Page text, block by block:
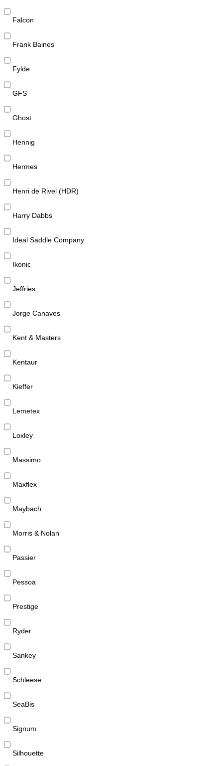
Falcon
Frank Baines
Fylde
GFS
Ghost
Hennig
Hermes
Henri de Rivel (HDR)
Harry Dabbs
Ideal Saddle Company
Ikonic
Jeffries
Jorge Canaves
Kent & Masters
Kentaur
Kieffer
Lemetex
Loxley
Massimo
Maxflex
Maybach
Morris & Nolan
Passier
Pessoa
Prestige
Ryder
Sankey
Schleese
SeaBis
Signum
Silhouette